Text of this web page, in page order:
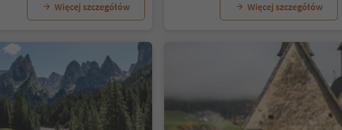
Więcej szczegółów Więcej szczegółów